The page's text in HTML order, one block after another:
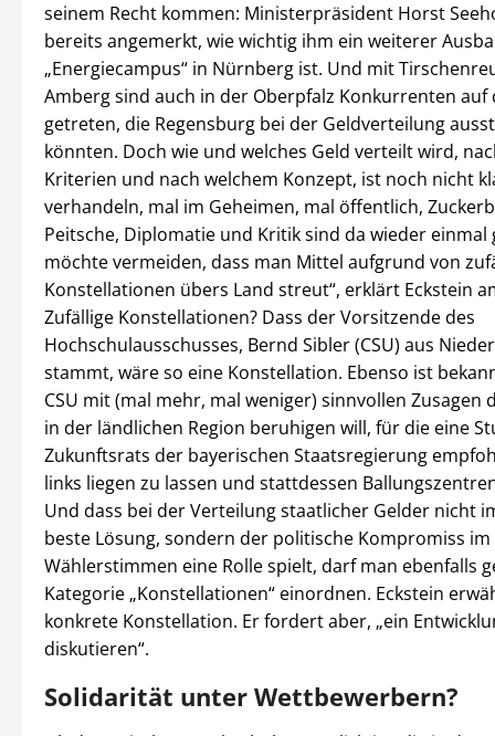
seinem Recht kommen: Ministerpräsident Horst
bereits angemerkt, wie wichtig ihm ein weiterer
„Energiecampus“ in Nürnberg ist. Und mit
Amberg sind auch in der Oberpfalz Konkurrenten auf
getreten, die Regensburg bei der Geldverteilung
könnten. Doch wie und welches Geld verteilt wird,
Kriterien und nach welchem Konzept, ist noch nicht
verhandeln, mal im Geheimen, mal öffentlich,
Peitsche, Diplomatie und Kritik sind da wieder einmal
möchte vermeiden, dass man Mittel aufgrund von
Konstellationen übers Land streut“, erklärt Eckstein
Zufällige Konstellationen? Dass der Vorsitzende des
Hochschulausschusses, Bernd Sibler (CSU) aus
stammt, wäre so eine Konstellation. Ebenso ist
CSU mit (mal mehr, mal weniger) sinnvollen Zusagen
in der ländlichen Region beruhigen will, für die eine
Zukunftsrats der bayerischen Staatsregierung
links liegen zu lassen und stattdessen
Und dass bei der Verteilung staatlicher Gelder nicht
beste Lösung, sondern der politische Kompromiss im
Wählerstimmen eine Rolle spielt, darf man ebenfalls
Kategorie „Konstellationen“ einordnen. Eckstein
konkrete Konstellation. Er fordert aber, „ein
diskutieren“.
Solidarität unter Wettbewerbern?